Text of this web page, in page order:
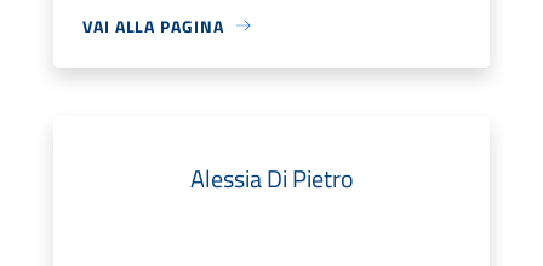
VAI ALLA PAGINA
Alessia Di Pietro